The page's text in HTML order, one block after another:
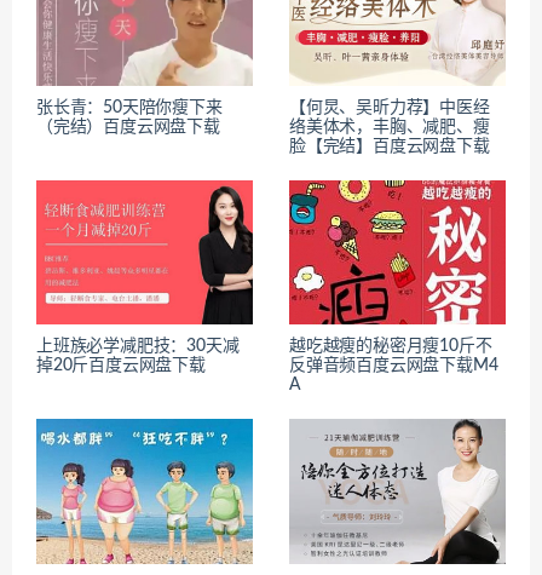
张长青：50天陪你瘦下来
（完结）百度云网盘下载
【何炅、吴昕力荐】中医经
络美体术，丰胸、减肥、瘦
脸【完结】百度云网盘下载
上班族必学减肥技：30天减
掉20斤百度云网盘下载
越吃越瘦的秘密月瘦10斤不
反弹音频百度云网盘下载M4
A